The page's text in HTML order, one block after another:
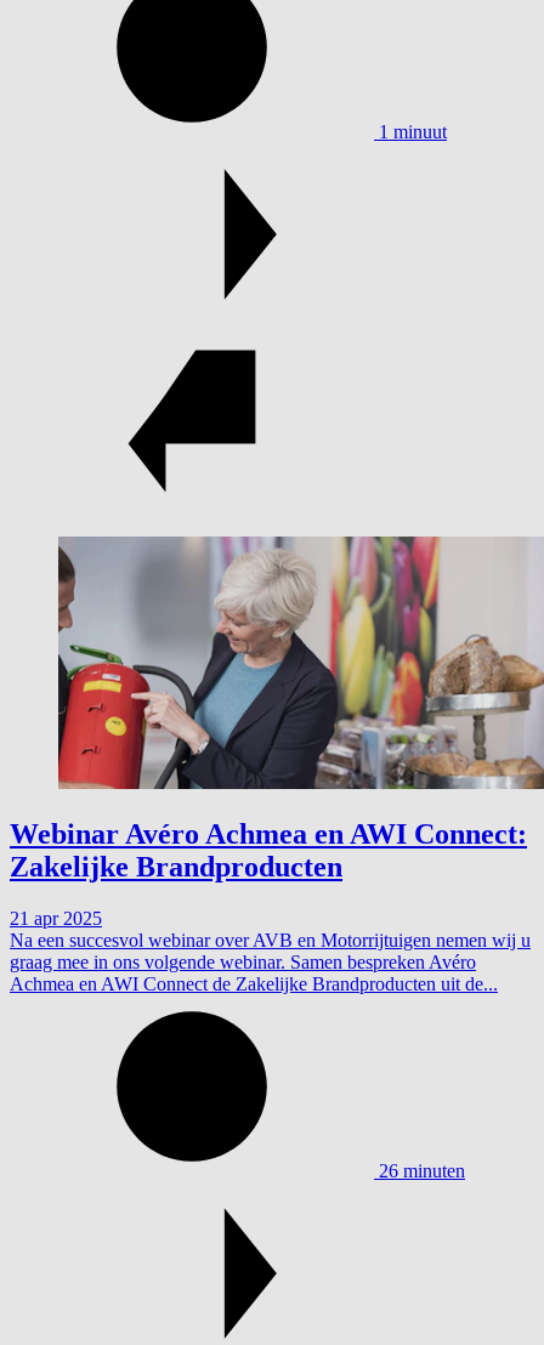
1 minuut
Webinar Avéro Achmea en AWI Connect:
Zakelijke Brandproducten
21 apr 2025
Na een succesvol webinar over AVB en Motorrijtuigen nemen wij u
graag mee in ons volgende webinar. Samen bespreken Avéro
Achmea en AWI Connect de Zakelijke Brandproducten uit de...
26 minuten